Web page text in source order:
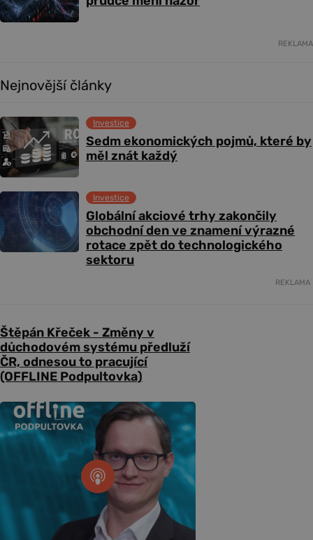
REKLAMA
Nejnovější články
Sedm ekonomických pojmů, které by
měl znát každý
Investice
Globální akciové trhy zakončily
obchodní den ve znamení výrazné
rotace zpět do technologického
sektoru
Investice
REKLAMA
Štěpán Křeček - Změny v
důchodovém systému předluží
ČR, odnesou to pracující
(OFFLINE Podpultovka)